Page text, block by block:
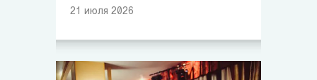
21 июля 2026